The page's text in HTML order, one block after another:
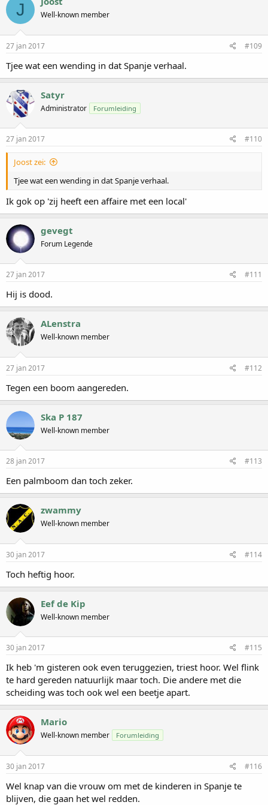
J Well-known member
27 jan 2017 #109
Tjee wat een wending in dat Spanje verhaal.
Satyr
Administrator Forumleiding
27 jan 2017 #110
Joost zei:
Tjee wat een wending in dat Spanje verhaal.
Ik gok op 'zij heeft een affaire met een local'
gevegt
Forum Legende
27 jan 2017 #111
Hij is dood.
ALenstra
Well-known member
27 jan 2017 #112
Tegen een boom aangereden.
Ska P 187
Well-known member
28 jan 2017 #113
Een palmboom dan toch zeker.
zwammy
Well-known member
30 jan 2017 #114
Toch heftig hoor.
Eef de Kip
Well-known member
30 jan 2017 #115
Ik heb 'm gisteren ook even teruggezien, triest hoor. Wel flink
te hard gereden natuurlijk maar toch. Die andere met die
scheiding was toch ook wel een beetje apart.
Mario
Well-known member Forumleiding
30 jan 2017 #116
Wel knap van die vrouw om met de kinderen in Spanje te
blijven, die gaan het wel redden.